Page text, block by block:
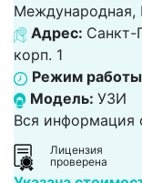
Международная,
Адрес: Санкт-
корп. 1
Режим
Модель: УЗИ
Вся информация
Лицензия
проверена